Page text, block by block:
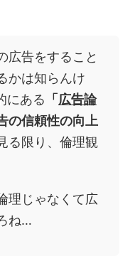
広告をすること
かは知らんけ
にある 「広告論
の信頼性の向上
る限り、倫理観
理じゃなくて広
ね…